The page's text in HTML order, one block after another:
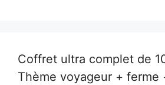
Coffret ultra complet de
Thème voyageur + ferme